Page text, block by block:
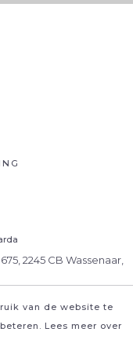
van de website te
Lees meer over
2245 CB Wassenaar,